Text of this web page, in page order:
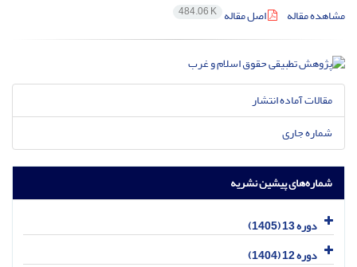
مشاهده مقاله
اصل مقاله 484.06 K
مقالات آماده انتشار
شماره جاری
شماره‌های پیشین نشریه
دوره 13 (1405)
دوره 12 (1404)